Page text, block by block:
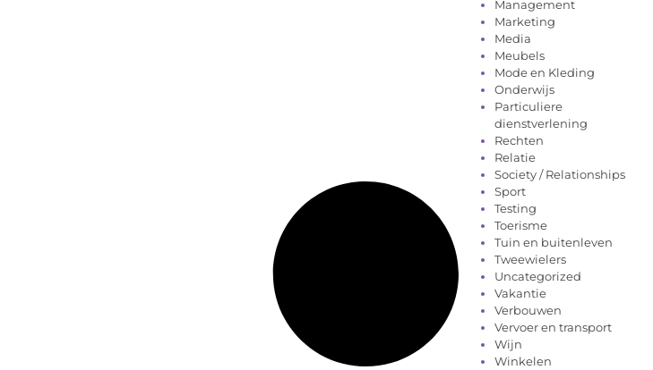
Management
Marketing
Media
Meubels
Mode en Kleding
Onderwijs
Particuliere
dienstverlening
Rechten
Relatie
Society / Relationships
Sport
Testing
Toerisme
Tuin en buitenleven
Tweewielers
Uncategorized
Vakantie
Verbouwen
Vervoer en transport
Wijn
Winkelen